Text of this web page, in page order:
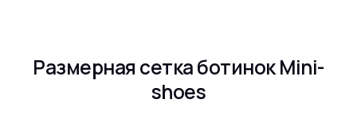
Размерная сетка ботинок Mini-
shoes